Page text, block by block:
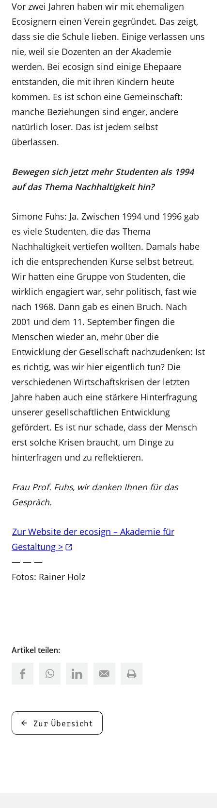
Vor zwei Jahren haben wir mit ehemaligen
Ecosignern einen Verein gegründet. Das zeigt,
dass sie die Schule lieben. Einige verlassen uns
nie, weil sie Dozenten an der Akademie
werden. Bei ecosign sind einige Ehepaare
entstanden, die mit ihren Kindern heute
kommen. Es ist schon eine Gemeinschaft:
manche Beziehungen sind enger, andere
natürlich loser. Das ist jedem selbst
überlassen.
Bewegen sich jetzt mehr Studenten als 1994
auf das Thema Nachhaltigkeit hin?
Simone Fuhs: Ja. Zwischen 1994 und 1996 gab
es viele Studenten, die das Thema
Nachhaltigkeit vertiefen wollten. Damals habe
ich die entsprechenden Kurse selbst betreut.
Wir hatten eine Gruppe von Studenten, die
wirklich engagiert war, sehr politisch, fast wie
nach 1968. Dann gab es einen Bruch. Nach
2001 und dem 11. September fingen die
Menschen wieder an, mehr über die
Entwicklung der Gesellschaft nachzudenken: Ist
es richtig, was wir hier eigentlich tun? Die
verschiedenen Wirtschaftskrisen der letzten
Jahre haben auch eine stärkere Hinterfragung
unserer gesellschaftlichen Entwicklung
gefördert. Es ist nur schade, dass der Mensch
erst solche Krisen braucht, um Dinge zu
hinterfragen und zu reflektieren.
Frau Prof. Fuhs, wir danken Ihnen für das
Gespräch.
Zur Website der ecosign – Akademie für
Gestaltung >
— — —
Fotos: Rainer Holz
Artikel teilen:
Zur Übersicht